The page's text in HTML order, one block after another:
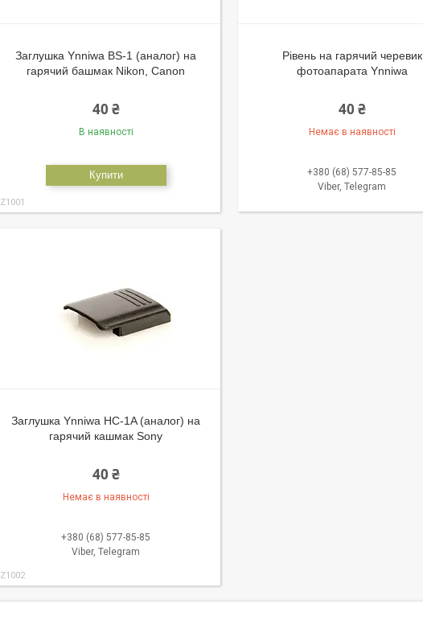
Заглушка Ynniwa BS-1 (аналог) на
гарячий башмак Nikon, Canon
40 ₴
В наявності
Купити
Z1001
Рівень на гарячий черевик
фотоапарата Ynniwa
40 ₴
Немає в наявності
+380 (68) 577-85-85
Viber, Telegram
Заглушка Ynniwa HC-1A (аналог) на
гарячий кашмак Sony
40 ₴
Немає в наявності
+380 (68) 577-85-85
Viber, Telegram
Z1002